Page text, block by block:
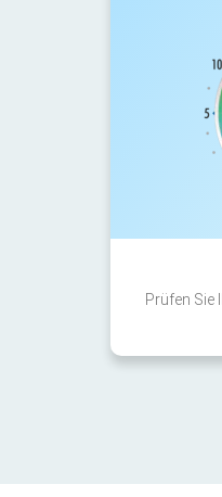
Prüfen Sie